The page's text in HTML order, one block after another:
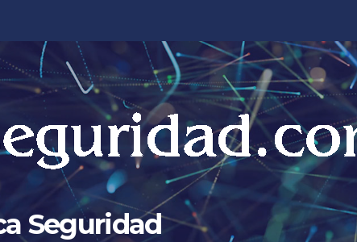
Seguridad